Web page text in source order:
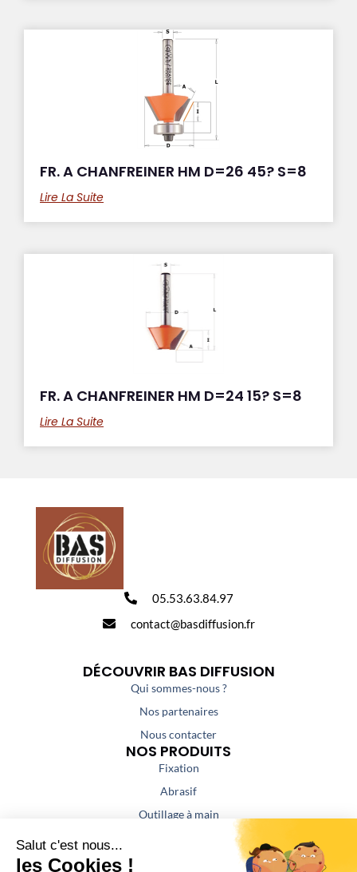
FR. A CHANFREINER HM D=26 45? S=8
Lire La Suite
FR. A CHANFREINER HM D=24 15? S=8
Lire La Suite
05.53.63.84.97
contact@basdiffusion.fr
DÉCOUVRIR BAS DIFFUSION
Qui sommes-nous ?
Nos partenaires
Nous contacter
NOS PRODUITS
Fixation
Abrasif
Outillage à main